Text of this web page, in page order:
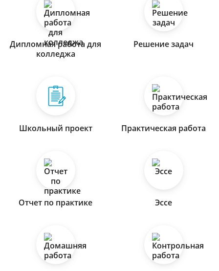
Дипломная работа для
колледжа
Решение задач
Школьный проект Практическая работа
Отчет по практике Эссе